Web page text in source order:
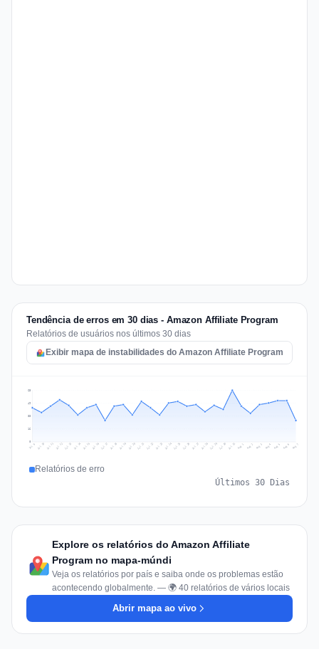
Tendência de erros em 30 dias - Amazon Affiliate Program
Relatórios de usuários nos últimos 30 dias
Exibir mapa de instabilidades do Amazon Affiliate Program
16
33
49
65
Jul 9 Jul 10 Jul 11 Jul 12 Jul 13 Jul 14 Jul 15 Jul 16 Jul 17 Jul 18 Jul 19 Jul 20 Jul 21 Jul 22 Jul 23 Jul 24 Jul 25 Jul 26 Jul 27 Jul 28 Jul 29 Jul 30 Jul 31 Aug 1 Aug 2 Aug 3 Aug 4 Aug 5 Aug 6 Aug 7
Relatórios de erro
Últimos 30 Dias
Explore os relatórios do Amazon Affiliate
Program no mapa-múndi
Veja os relatórios por país e saiba onde os problemas estão
acontecendo globalmente. — 🌍 40 relatórios de vários locais
Abrir mapa ao vivo